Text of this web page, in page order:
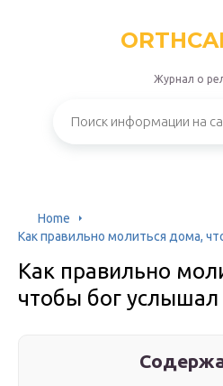
Журнал о
Home
Как правильно молиться дома,
Как правильно
чтобы бог услышал